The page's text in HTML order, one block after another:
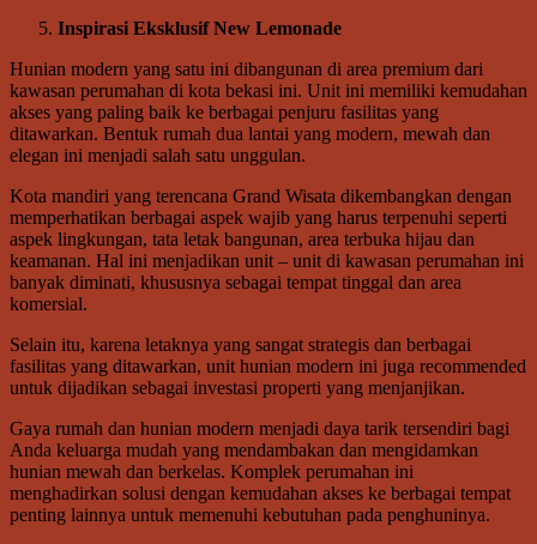
Inspirasi Eksklusif New Lemonade
Hunian modern yang satu ini dibangunan di area premium dari
kawasan perumahan di kota bekasi ini. Unit ini memiliki kemudahan
akses yang paling baik ke berbagai penjuru fasilitas yang
ditawarkan. Bentuk rumah dua lantai yang modern, mewah dan
elegan ini menjadi salah satu unggulan.
Kota mandiri yang terencana Grand Wisata dikembangkan dengan
memperhatikan berbagai aspek wajib yang harus terpenuhi seperti
aspek lingkungan, tata letak bangunan, area terbuka hijau dan
keamanan. Hal ini menjadikan unit – unit di kawasan perumahan ini
banyak diminati, khususnya sebagai tempat tinggal dan area
komersial.
Selain itu, karena letaknya yang sangat strategis dan berbagai
fasilitas yang ditawarkan, unit hunian modern ini juga recommended
untuk dijadikan sebagai investasi properti yang menjanjikan.
Gaya rumah dan hunian modern menjadi daya tarik tersendiri bagi
Anda keluarga mudah yang mendambakan dan mengidamkan
hunian mewah dan berkelas. Komplek perumahan ini
menghadirkan solusi dengan kemudahan akses ke berbagai tempat
penting lainnya untuk memenuhi kebutuhan pada penghuninya.